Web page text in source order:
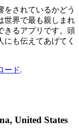
をされているかどう
世界で最も親しまれ
きるアプリです。頭
も伝えてあげてく
ード.
United States